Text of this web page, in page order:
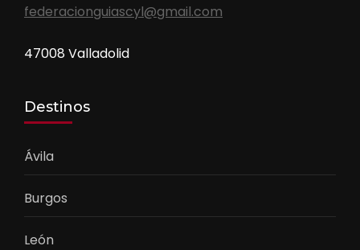
federacionguiascyl@gmail.com
47008 Valladolid
Destinos
Ávila
Burgos
León